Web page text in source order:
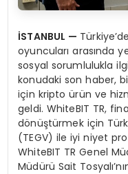
İSTANBUL —
oyuncuları arasında
sosyal sorumlulukla
konudaki son haber,
için kripto ürün ve
geldi. WhiteBIT TR,
dönüştürmek için
(TEGV) ile iyi niyet
WhiteBIT TR Genel
Müdürü Sait